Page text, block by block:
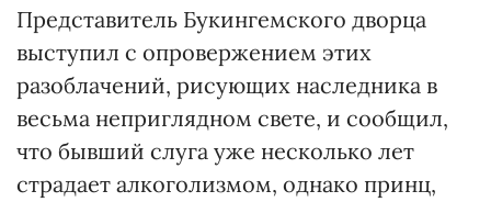
Представитель Букингемского дворца
выступил с опровержением этих
разоблачений, рисующих наследника в
весьма неприглядном свете, и сообщил,
что бывший слуга уже несколько лет
страдает алкоголизмом, однако принц,